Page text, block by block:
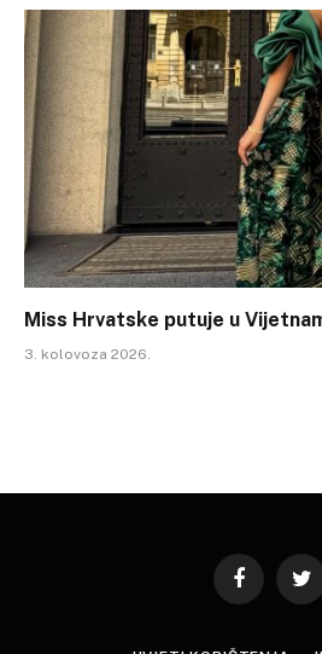
Miss Hrvatske putuje u
3. kolovoza 2026.
Facebook